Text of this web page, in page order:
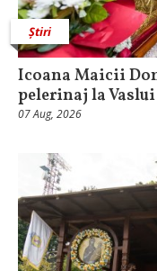
Știri
Icoana Maicii
pelerinaj la Vaslui
07 Aug, 2026